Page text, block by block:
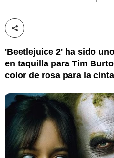
Compartir esta noticia
'Beetlejuice 2' ha sido
en taquilla para Tim
color de rosa para la cinta